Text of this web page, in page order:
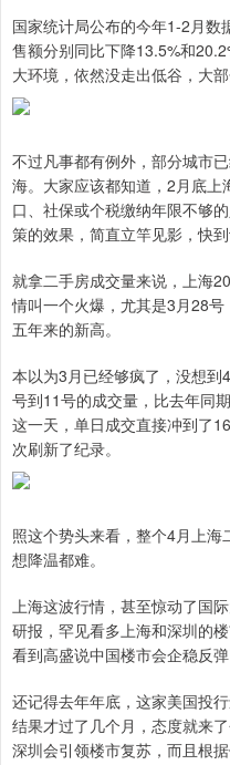
国家统计局公布的今年1-2月数
售额分别同比下降13.5%和
大环境，依然没走出低谷，大
不过凡事都有例外，部分城市
海。大家应该都知道，2月底
口、社保或个税缴纳年限不够
策的效果，简直立竿见影，快到
就拿二手房成交量来说，上海
情叫一个火爆，尤其是3月28
五年来的新高。
本以为3月已经够疯了，没想到
号到11号的成交量，比去年同
这一天，单日成交直接冲到了
次刷新了纪录。
照这个势头来看，整个4月上海
想降温都难。
上海这波行情，甚至惊动了国
研报，罕见看多上海和深圳的
看到高盛说中国楼市会企稳反
还记得去年年底，这家美国投
结果才过了几个月，态度就来
深圳会引领楼市复苏，而且根